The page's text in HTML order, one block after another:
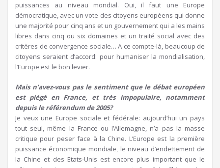
puissances au niveau mondial. Oui, il faut une Europe
démocratique, avec un vote des citoyens européens qui donne
une majorité pour cinq ans et un gouvernement qui a les mains
libres dans cinq ou six domaines et un traité social avec des
critères de convergence sociale… A ce compte-là, beaucoup de
citoyens seraient d’accord: pour humaniser la mondialisation,
l’Europe est le bon levier.
Mais n’avez-vous pas le sentiment que le débat européen
est piégé en France, et très impopulaire, notamment
depuis le référendum de 2005?
Je veux une Europe sociale et fédérale: aujourd’hui un pays
tout seul, même la France ou l’Allemagne, n’a pas la masse
critique pour peser face à la Chine. L’Europe est la première
puissance économique mondiale, le niveau d’endettement de
la Chine et des Etats-Unis est encore plus important que le